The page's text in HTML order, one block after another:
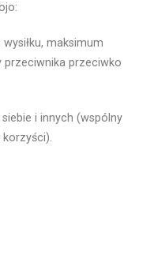
maksimum
przeciwnika przeciwko
i innych (wspólny